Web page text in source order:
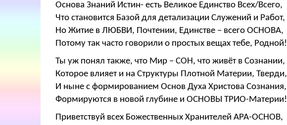
Основа Знаний Истин- есть Великое Единство Всех/Всего,
Что становится Базой для детализации Служений и Работ,
Но Житие в ЛЮБВИ, Почтении, Единстве – всего ОСНОВА,
Потому так часто говорили о простых вещах тебе, Родной!
Ты уж понял также, что Мир – СОН, что живёт в Сознании,
Которое влияет и на Структуры Плотной Материи, Тверди,
И ныне с формированием Основ Духа Христова Сознания,
Формируются в новой глубине и ОСНОВЫ ТРИО-Материи!
Приветствуй всех Божественных Хранителей АРА-ОСНОВ,